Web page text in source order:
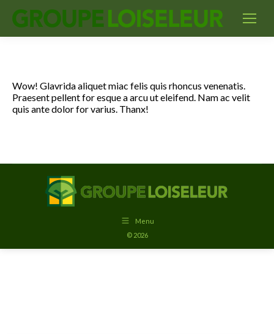
Wow! Glavrida aliquet miac felis quis rhoncus venenatis.
Praesent pellent for esque a arcu ut eleifend. Nam ac velit
quis ante dolor for varius. Thanx!
Menu
© 2026